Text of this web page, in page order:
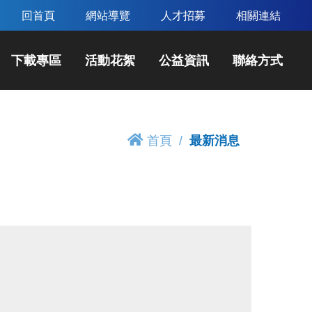
回首頁 網站導覽 人才招募 相關連結
下載專區 活動花絮 公益資訊 聯絡方式
首頁 最新消息